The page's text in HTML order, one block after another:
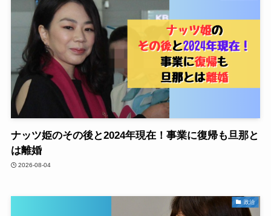
ナッツ姫のその後と2024年現在！事業に復帰も旦那と
は離婚
2026-08-04
政治